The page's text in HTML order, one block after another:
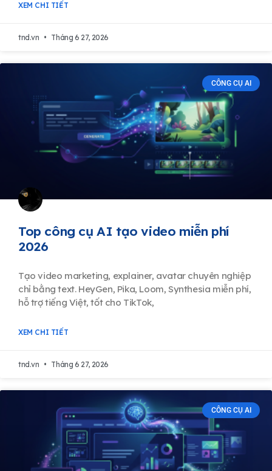
XEM CHI TIẾT
tnd.vn Tháng 6 27, 2026
CÔNG CỤ AI
Top công cụ AI tạo video miễn phí
2026
Tạo video marketing, explainer, avatar chuyên nghiệp
chỉ bằng text. HeyGen, Pika, Loom, Synthesia miễn phí,
hỗ trợ tiếng Việt, tốt cho TikTok,
XEM CHI TIẾT
tnd.vn Tháng 6 27, 2026
CÔNG CỤ AI